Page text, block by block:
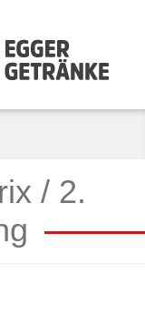
/ 2.